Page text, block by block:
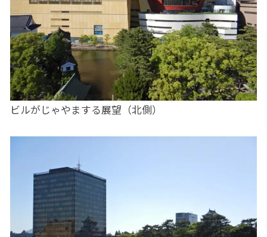
ビルがじゃやまする展望（北側）